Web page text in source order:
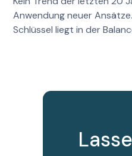
Anwendung neuer
Schlüssel liegt in der